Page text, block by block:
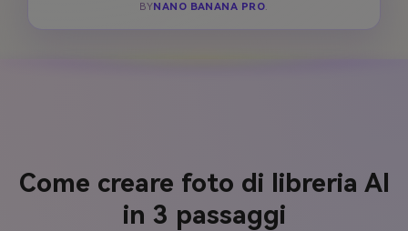
BYNANO BANANA PRO.
Come creare foto di libreria AI
in 3 passaggi